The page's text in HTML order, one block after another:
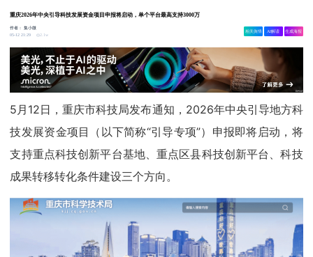
重庆2026年中央引导科技发展资金项目申报将启动，单个平台最高支持3000万
作者：集小微
05-12 21:29
2.1w
相关舆情 AI解读 生成海报
5月12日，重庆市科技局发布通知，2026年中央引导地方科
技发展资金项目（以下简称“引导专项”）申报即将启动，将
支持重点科技创新平台基地、重点区县科技创新平台、科技
成果转移转化条件建设三个方向。